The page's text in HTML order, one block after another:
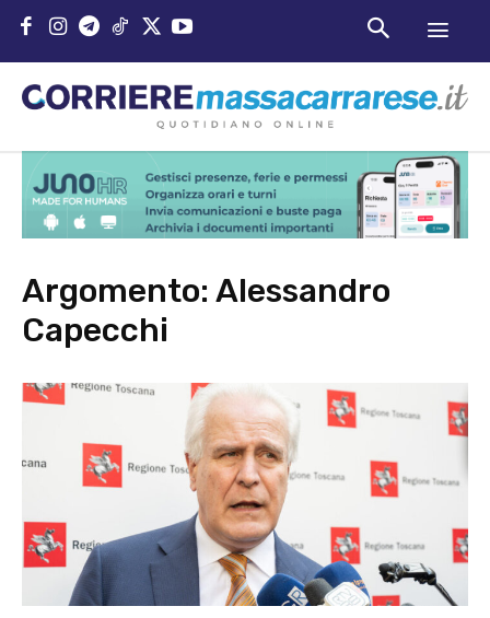
Argomento: Alessandro
Capecchi